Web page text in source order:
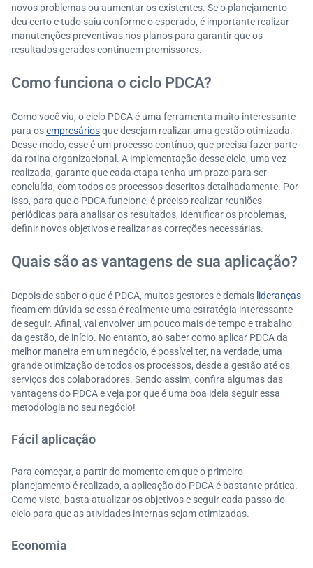
novos problemas ou aumentar os existentes. Se o planejamento
deu certo e tudo saiu conforme o esperado, é importante realizar
manutenções preventivas nos planos para garantir que os
resultados gerados continuem promissores.
Como funciona o ciclo PDCA?
Como você viu, o ciclo PDCA é uma ferramenta muito interessante
para osempresáriosque desejam realizar uma gestão otimizada.
Desse modo, esse é um processo contínuo, que precisa fazer parte
da rotina organizacional. A implementação desse ciclo, uma vez
realizada, garante que cada etapa tenha um prazo para ser
concluída, com todos os processos descritos detalhadamente. Por
isso, para que o PDCA funcione, é preciso realizar reuniões
periódicas para analisar os resultados, identificar os problemas,
definir novos objetivos e realizar as correções necessárias.
Quais são as vantagens de sua aplicação?
Depois de saber o que é PDCA, muitos gestores e demais lideranças
ficam em dúvida se essa é realmente uma estratégia interessante
de seguir. Afinal, vai envolver um pouco mais de tempo e trabalho
da gestão, de início. No entanto, ao saber como aplicar PDCA da
melhor maneira em um negócio, é possível ter, na verdade, uma
grande otimização de todos os processos, desde a gestão até os
serviços dos colaboradores. Sendo assim, confira algumas das
vantagens do PDCA e veja por que é uma boa ideia seguir essa
metodologia no seu negócio!
Fácil aplicação
Para começar, a partir do momento em que o primeiro
planejamento é realizado, a aplicação do PDCA é bastante prática.
Como visto, basta atualizar os objetivos e seguir cada passo do
ciclo para que as atividades internas sejam otimizadas.
Economia